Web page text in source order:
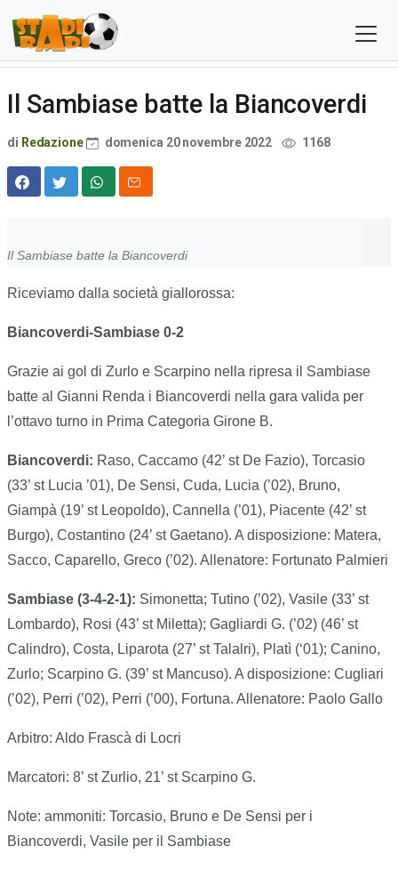
Il Sambiase batte la Biancoverdi
di Redazione domenica 20 novembre 2022 1168
Il Sambiase batte la Biancoverdi
Riceviamo dalla società giallorossa:
Biancoverdi-Sambiase 0-2
Grazie ai gol di Zurlo e Scarpino nella ripresa il Sambiase
batte al Gianni Renda i Biancoverdi nella gara valida per
l’ottavo turno in Prima Categoria Girone B.
Biancoverdi: Raso, Caccamo (42’ st De Fazio), Torcasio
(33’ st Lucia ’01), De Sensi, Cuda, Lucia (’02), Bruno,
Giampà (19’ st Leopoldo), Cannella (’01), Piacente (42’ st
Burgo), Costantino (24’ st Gaetano). A disposizione: Matera,
Sacco, Caparello, Greco (’02). Allenatore: Fortunato Palmieri
Sambiase (3-4-2-1): Simonetta; Tutino (’02), Vasile (33’ st
Lombardo), Rosi (43’ st Miletta); Gagliardi G. (’02) (46’ st
Calindro), Costa, Liparota (27’ st Talalri), Platì (‘01); Canino,
Zurlo; Scarpino G. (39’ st Mancuso). A disposizione: Cugliari
(’02), Perri (’02), Perri (’00), Fortuna. Allenatore: Paolo Gallo
Arbitro: Aldo Frascà di Locri
Marcatori: 8’ st Zurlio, 21’ st Scarpino G.
Note: ammoniti: Torcasio, Bruno e De Sensi per i
Biancoverdi, Vasile per il Sambiase